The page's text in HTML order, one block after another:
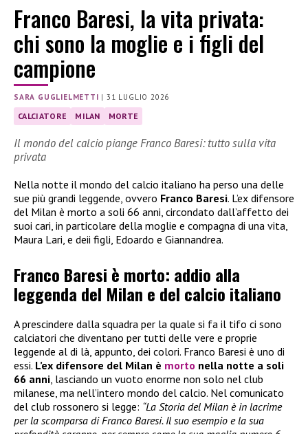
Franco Baresi, la vita privata:
chi sono la moglie e i figli del
campione
SARA GUGLIELMETTI |31 LUGLIO 2026
CALCIATORE MILAN MORTE
Il mondo del calcio piange Franco Baresi: tutto sulla vita
privata
Nella notte il mondo del calcio italiano ha perso una delle
sue più grandi leggende, ovvero Franco Baresi. L’ex difensore
del Milan è morto a soli 66 anni, circondato dall’affetto dei
suoi cari, in particolare della moglie e compagna di una vita,
Maura Lari, e deii figli, Edoardo e Giannandrea.
Franco Baresi è morto: addio alla
leggenda del Milan e del calcio italiano
A prescindere dalla squadra per la quale si fa il tifo ci sono
calciatori che diventano per tutti delle vere e proprie
leggende al di là, appunto, dei colori. Franco Baresi è uno di
essi. L’ex difensore del Milan è morto nella notte a soli
66 anni , lasciando un vuoto enorme non solo nel club
milanese, ma nell’intero mondo del calcio. Nel comunicato
del club rossonero si legge: “La Storia del Milan è in lacrime
per la scomparsa di Franco Baresi. Il suo esempio e la sua